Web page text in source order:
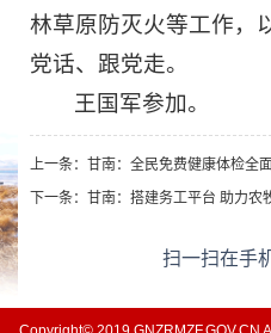
林草原防灭火等工作，
党话、跟党走。
王国军参加。
上一条： 甘南：全民免费健康体检全
下一条： 甘南：搭建务工平台 助力农
扫一扫在手